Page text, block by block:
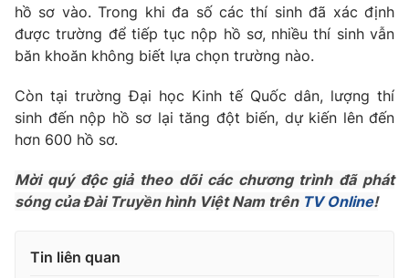
Góc doanh nghiệp
Truyền hình
Phim VTV
Hậu trường
Nhân vật
Giải sao mai
Điện ảnh
Âm nhạc
Sao
Đời sống
Làm đẹp
Giáo dục
Tuyển sinh
Học trực tuyến
Hitech Công nghệ tương lai
hồ sơ vào. Trong khi đa số các thí sinh đã xác định
được trường để tiếp tục nộp hồ sơ, nhiều thí sinh vẫn
băn khoăn không biết lựa chọn trường nào.
Còn tại trường Đại học Kinh tế Quốc dân, lượng thí
sinh đến nộp hồ sơ lại tăng đột biến, dự kiến lên đến
hơn 600 hồ sơ.
Mời quý độc giả theo dõi các chương trình đã phát
sóng của Đài Truyền hình Việt Nam trên TV Online!
Tin liên quan